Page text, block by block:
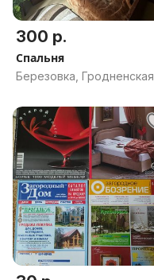
300 р.
Спальня
Березовка, Гродненская